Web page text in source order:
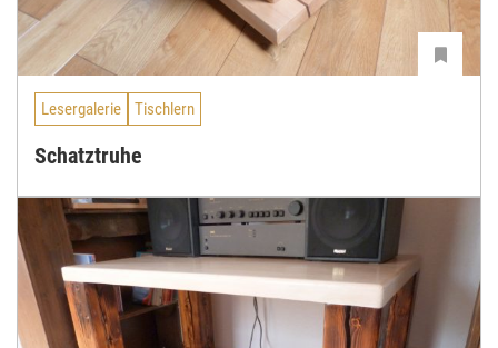
Lesergalerie Tischlern
Schatztruhe